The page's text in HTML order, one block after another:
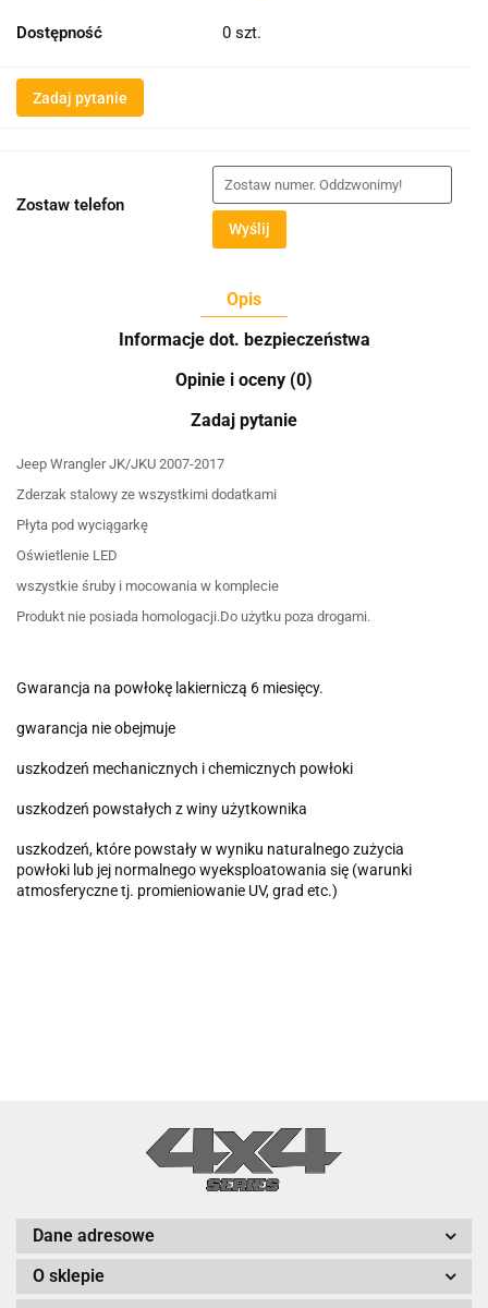
Dostępność 0 szt.
Zadaj pytanie
Zostaw telefon
Wyślij
Opis
Informacje dot. bezpieczeństwa
Opinie i oceny (0)
Zadaj pytanie
Jeep Wrangler JK/JKU 2007-2017
Zderzak stalowy ze wszystkimi dodatkami
Płyta pod wyciągarkę
Oświetlenie LED
wszystkie śruby i mocowania w komplecie
Produkt nie posiada homologacji.Do użytku poza drogami.
Gwarancja na powłokę lakierniczą 6 miesięcy.
gwarancja nie obejmuje
uszkodzeń mechanicznych i chemicznych powłoki
uszkodzeń powstałych z winy użytkownika
uszkodzeń, które powstaływ wyniku naturalnegozużycia
powłoki lub jej normalnegowyeksploatowania się (warunki
atmosferyczne tj. promieniowanie UV, grad etc.)
Dane adresowe
O sklepie